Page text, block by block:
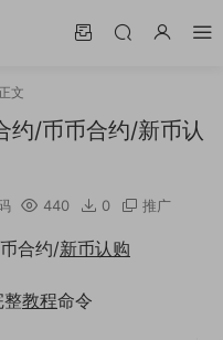
正文
约/币币合约/新币认
440 0 推广
合约/新币认购
整教程命令